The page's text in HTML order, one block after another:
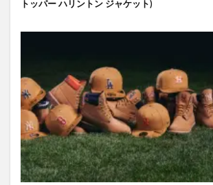
トッパー ハリントン ジャケット)